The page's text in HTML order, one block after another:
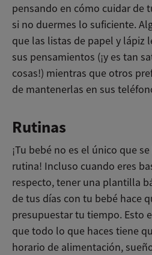
pensando en cómo cuidar de
si no duermes lo suficiente.
que las listas de papel y lápiz
sus pensamientos (¡y es tan
cosas!) mientras que otros
de mantenerlas en sus
Rutinas
¡Tu bebé no es el único que
rutina! Incluso cuando eres
respecto, tener una plantilla
de tus días con tu bebé hace
presupuestar tu tiempo. Esto
que todo lo que haces tiene
horario de alimentación,